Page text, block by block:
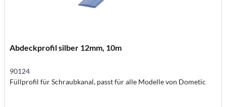
Abdeckprofil silber 12mm, 10m
90124
Füllprofil für Schraubkanal, passt für alle Modelle von Dometic